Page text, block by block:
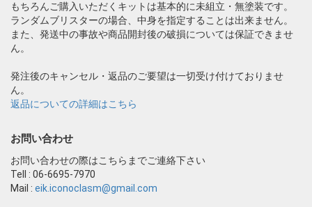
もちろんご購入いただくキットは基本的に未組立・無塗装です。
ランダムブリスターの場合、中身を指定することは出来ません。
また、発送中の事故や商品開封後の破損については保証できませ
ん。
発注後のキャンセル・返品のご要望は一切受け付けておりませ
ん。
返品についての詳細はこちら
お問い合わせ
お問い合わせの際はこちらまでご連絡下さい
Tell : 06-6695-7970
Mail : eik.iconoclasm@gmail.com